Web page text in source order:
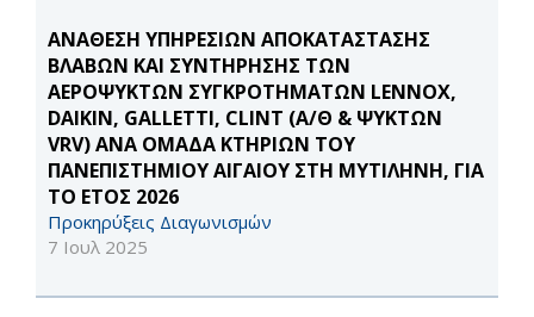
ΑΝΑΘΕΣΗ ΥΠΗΡΕΣΙΩΝ ΑΠΟΚΑΤΑΣΤΑΣΗΣ
ΒΛΑΒΩΝ ΚΑΙ ΣΥΝΤΗΡΗΣΗΣ ΤΩΝ
ΑΕΡΟΨΥΚΤΩΝ ΣΥΓΚΡΟΤΗΜΑΤΩΝ LENNOX,
DAIKIN, GALLETTI, CLINT (Α/Θ & ΨΥΚΤΩΝ
VRV) ΑΝΑ ΟΜΑΔΑ ΚΤΗΡΙΩΝ ΤΟΥ
ΠΑΝΕΠΙΣΤΗΜΙΟΥ ΑΙΓΑΙΟΥ ΣΤΗ ΜΥΤΙΛΗΝΗ, ΓΙΑ
ΤΟ ΕΤΟΣ 2026
Προκηρύξεις Διαγωνισμών
7 Ιουλ 2025